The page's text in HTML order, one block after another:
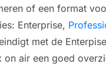
of een format
Enterprise,
met de
on air een goed